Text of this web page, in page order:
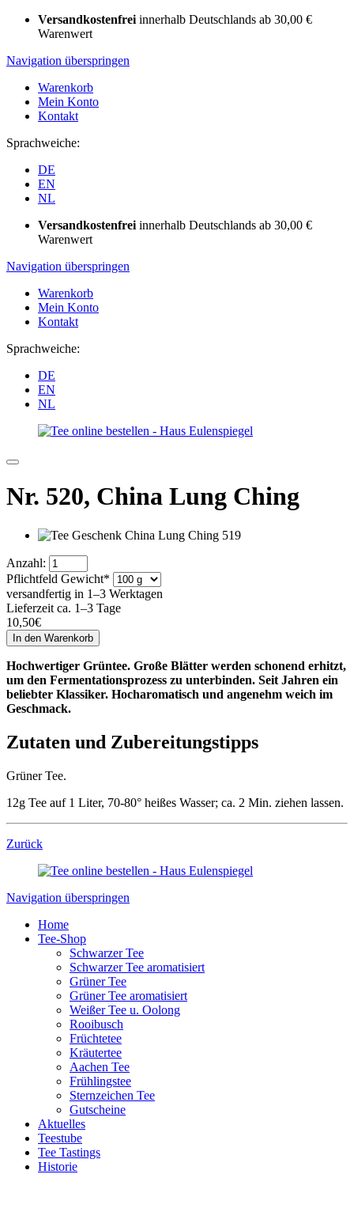
Versandkostenfrei innerhalb Deutschlands ab 30,00 €
Warenwert
Navigation überspringen
Warenkorb
Mein Konto
Kontakt
Sprachweiche:
DE
EN
NL
Versandkostenfrei innerhalb Deutschlands ab 30,00 €
Warenwert
Navigation überspringen
Warenkorb
Mein Konto
Kontakt
Sprachweiche:
DE
EN
NL
Nr. 520, China Lung Ching
Anzahl:
Pflichtfeld Gewicht*
versandfertig in 1–3 Werktagen
Lieferzeit ca. 1–3 Tage
10,50€
Hochwertiger Grüntee. Große Blätter werden schonend erhitzt,
um den Fermentationsprozess zu unterbinden. Seit Jahren ein
beliebter Klassiker. Hocharomatisch und angenehm weich im
Geschmack.
Zutaten und Zubereitungstipps
Grüner Tee.
12g Tee auf 1 Liter, 70-80° heißes Wasser; ca. 2 Min. ziehen lassen.
Zurück
Navigation überspringen
Home
Tee-Shop
Schwarzer Tee
Schwarzer Tee aromatisiert
Grüner Tee
Grüner Tee aromatisiert
Weißer Tee u. Oolong
Rooibusch
Früchtetee
Kräutertee
Aachen Tee
Frühlingstee
Sternzeichen Tee
Gutscheine
Aktuelles
Teestube
Tee Tastings
Historie